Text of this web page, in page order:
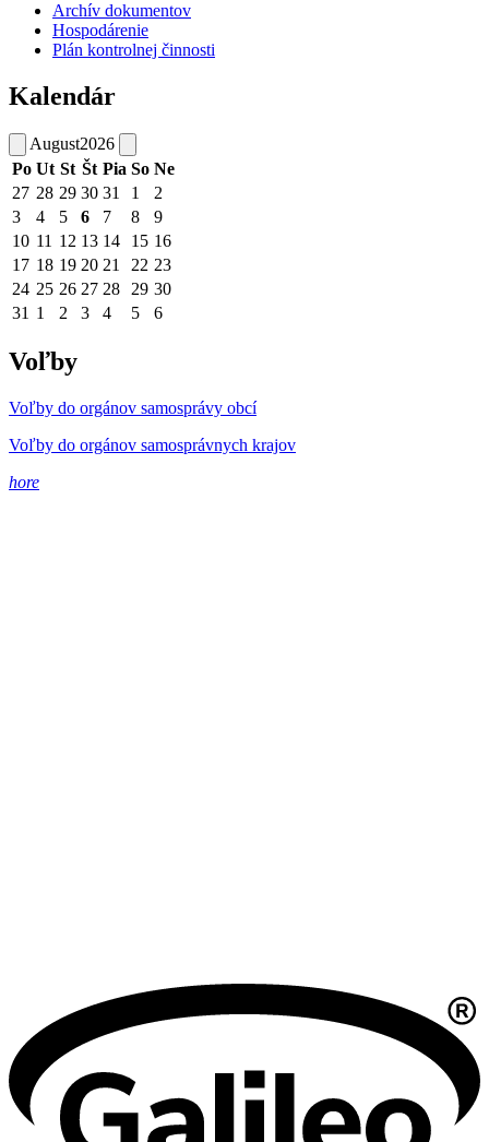
Archív dokumentov
Hospodárenie
Plán kontrolnej činnosti
Kalendár
August2026
Po Ut St Št Pia So Ne
27 28 29 30 31 1
2
3
4 5 6 7 8
9
10 11 12 13 14 15 16
17 18 19 20 21 22 23
24 25 26 27 28 29 30
31 1 2 3 4 5 6
Voľby
Voľby do orgánov samosprávy obcí
Voľby do orgánov samosprávnych krajov
hore